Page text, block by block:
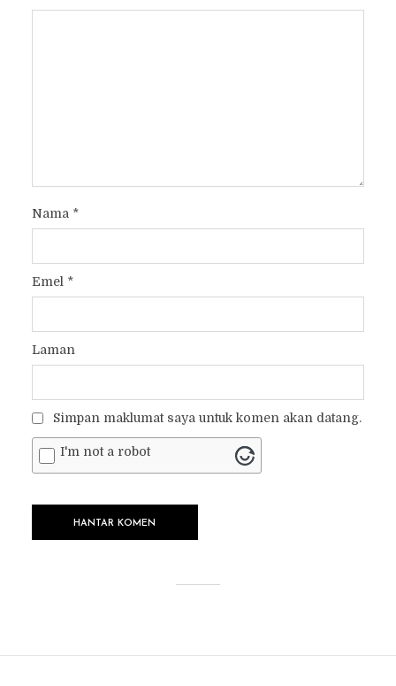
Nama *
Emel *
Laman
Simpan maklumat saya untuk komen akan datang.
I'm not a robot